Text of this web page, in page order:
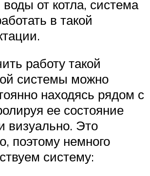
воды от котла, система
в такой
работу такой
системы можно
находясь рядом с
ее состояние
визуально. Это
поэтому немного
систему: